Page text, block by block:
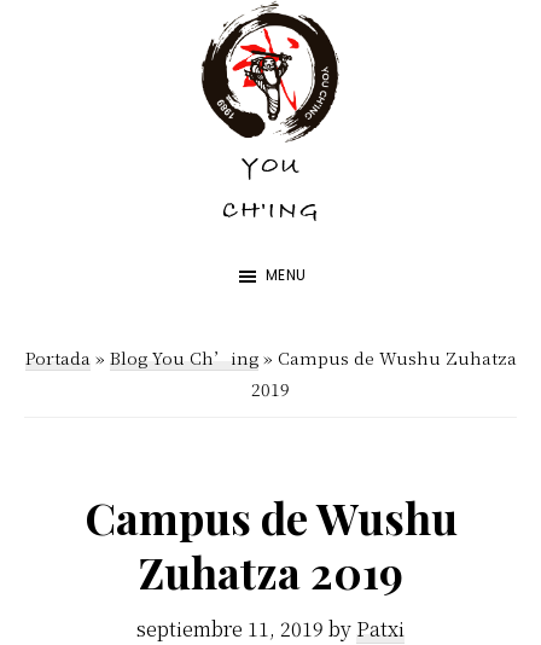
YOU
CH'ING
YOU
CH'ING
MENU
Portada» Blog You Ch’ing» Campus de Wushu Zuhatza
2019
Campus de Wushu
Zuhatza 2019
septiembre 11, 2019 by Patxi